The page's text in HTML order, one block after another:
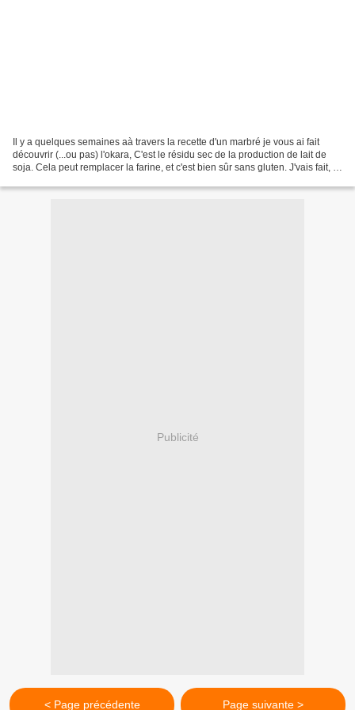
Il y a quelques semaines aà travers la recette d'un marbré je vous ai fait
découvrir (...ou pas) l'okara, C'est le résidu sec de la production de lait de
soja. Cela peut remplacer la farine, et c'est bien sûr sans gluten. J'vais fait, la
Publicité
< Page précédente Page suivante >